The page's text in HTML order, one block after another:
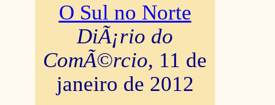
O Sul no Norte
DiÃ¡rio do
ComÃ©rcio, 11 de
janeiro de 2012